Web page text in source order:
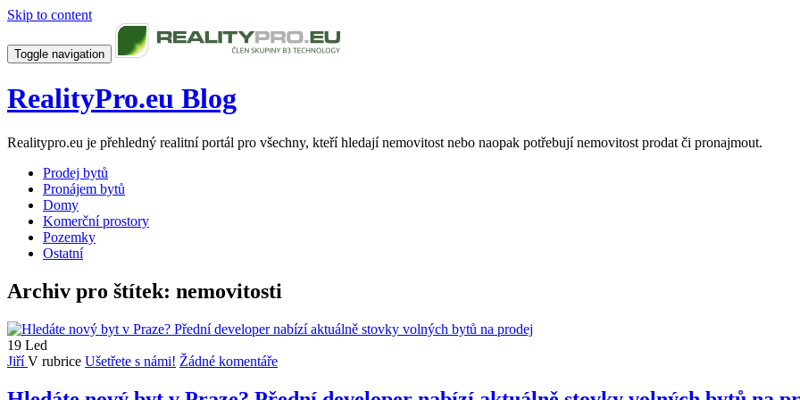
Skip to content
Toggle navigation
RealityPro.eu Blog
Realitypro.eu je přehledný realitní portál pro všechny, kteří hledají nemovitost nebo naopak potřebují nemovitost prodat či pronajmout.
Prodej bytů
Pronájem bytů
Domy
Komerční prostory
Pozemky
Ostatní
Archiv pro štítek: nemovitosti
19 Led
JiříV rubrice Ušetřete s námi! Žádné komentáře